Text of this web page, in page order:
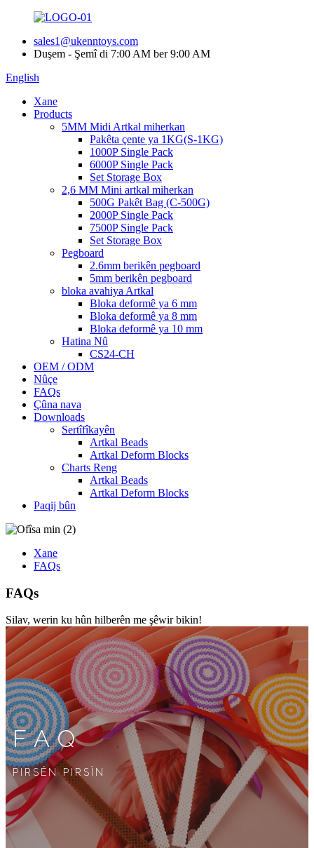
sales1@ukenntoys.com
Duşem - Şemî di 7:00 AM ber 9:00 AM
English
Xane
Products
5MM Midi Artkal miherkan
Pakêta çente ya 1KG(S-1KG)
1000P Single Pack
6000P Single Pack
Set Storage Box
2,6 MM Mini artkal miherkan
500G Pakêt Bag (C-500G)
2000P Single Pack
7500P Single Pack
Set Storage Box
Pegboard
2.6mm berikên pegboard
5mm berikên pegboard
bloka avahiya Artkal
Bloka deformê ya 6 mm
Bloka deformê ya 8 mm
Bloka deformê ya 10 mm
Hatina Nû
CS24-CH
OEM / ODM
Nûçe
FAQs
Çûna nava
Downloads
Sertîfîkayên
Artkal Beads
Artkal Deform Blocks
Charts Reng
Artkal Beads
Artkal Deform Blocks
Paqij bûn
Xane
FAQs
FAQs
Silav, werin ku hûn hilberên me şêwir bikin!
FAQ
PIRSÊN PIRSÎN